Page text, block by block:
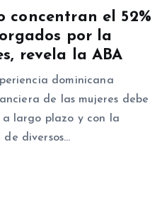
concentran el 52%
por la
revela la ABA
dominicana
de las mujeres debe
a largo plazo y con la
diversos…